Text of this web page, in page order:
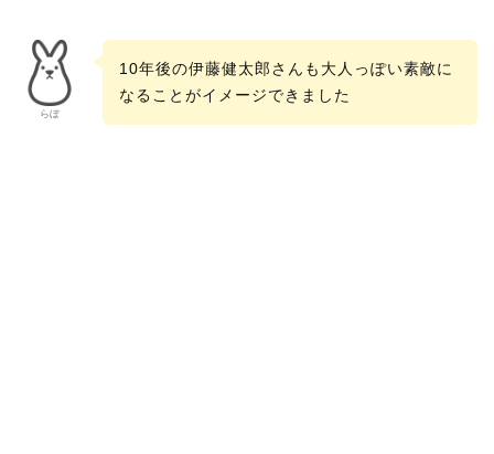
らぼ
10年後の伊藤健太郎さんも大人っぽい素敵に
なることがイメージできました